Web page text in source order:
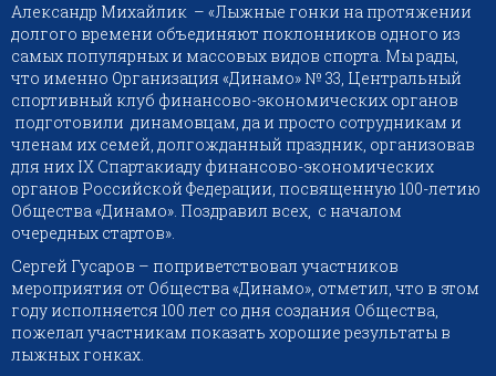
Александр Михайлик – «Лыжные гонки на протяжении
долгого времени объединяют поклонников одного из
самых популярных и массовых видов спорта. Мы рады,
что именно Организация «Динамо» № 33, Центральный
спортивный клуб финансово-экономических органов
подготовили динамовцам, да и просто сотрудникам и
членам их семей, долгожданный праздник, организовав
для них IX Спартакиаду финансово-экономических
органов Российской Федерации, посвященную 100-летию
Общества «Динамо». Поздравил всех, с началом
очередных стартов».
Сергей Гусаров – поприветствовал участников
мероприятия от Общества «Динамо», отметил, что в этом
году исполняется 100 лет со дня создания Общества,
пожелал участникам показать хорошие результаты в
лыжных гонках.